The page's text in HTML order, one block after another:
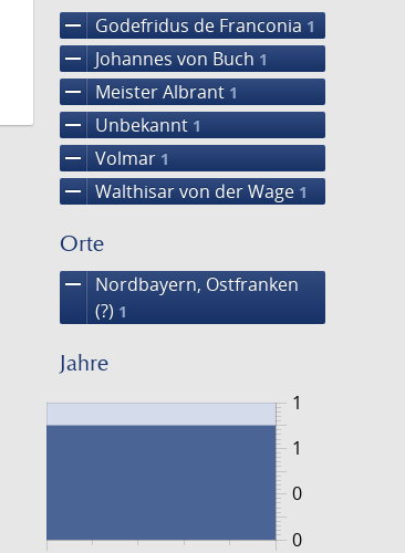
remove Godefridus de Franconia 1
remove Johannes von Buch 1
remove Meister Albrant 1
remove Unbekannt 1
remove Volmar 1
remove Walthisar von der Wage 1
Orte
remove
Nordbayern, Ostfranken
(?) 1
Jahre
0
1
0
1